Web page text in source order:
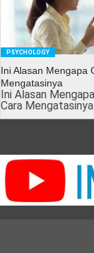
PSYCHOLOGY
Ini Alasan Mengapa
Mengatasinya
Ini Alasan
Cara